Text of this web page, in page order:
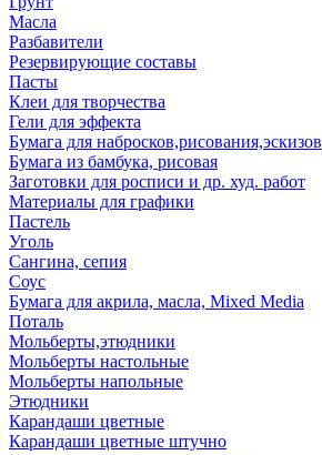
Масла
Разбавители
Резервирующие составы
Пасты
Клеи для творчества
Гели для эффекта
Бумага для набросков,рисования,эскизов
Бумага из бамбука, рисовая
Заготовки для росписи и др. худ. работ
Материалы для графики
Пастель
Уголь
Сангина, сепия
Соус
Бумага для акрила, масла, Mixed Media
Поталь
Мольберты,этюдники
Мольберты настольные
Мольберты напольные
Этюдники
Карандаши цветные
Карандаши цветные штучно